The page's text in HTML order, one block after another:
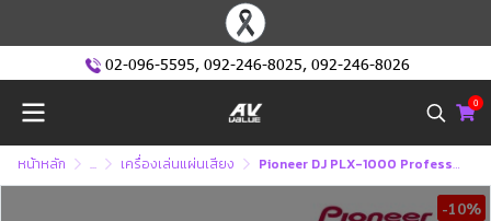
02-096-5595, 092-246-8025, 092-246-8026
0
หน้าหลัก ... เครื่องเล่นแผ่นเสียง Pioneer DJ PLX-1000 Professional Turntable เครื่องเล่นแผ่นเสียง
-10%